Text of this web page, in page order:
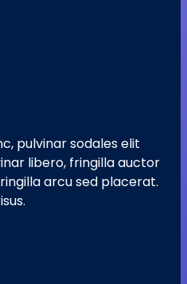
pulvinar sodales elit
libero, fringilla auctor
arcu sed placerat.